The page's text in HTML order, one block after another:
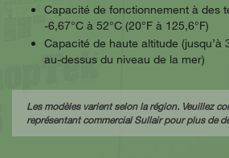
Capacité de fonctionnement à des
-6,67°C à 52°C (20°F à 125,6°F)
Capacité de haute altitude (jusqu’à
au-dessus du niveau de la mer)
Les modèles varient selon la région. Veuillez
représentant commercial Sullair pour plus de